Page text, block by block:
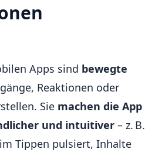
Apps sind bewegte
Reaktionen oder
Sie machen die App
und intuitiver – z. B.
Tippen pulsiert, Inhalte